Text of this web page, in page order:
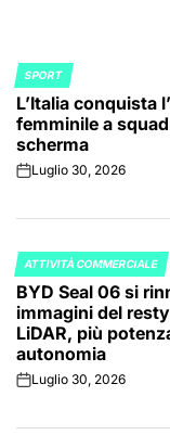
POSTED
IN
SPORT
L’Italia conquista
femminile a
scherma
onLuglio 30, 2026
POSTED
IN
ATTIVITÀ COMMERCIALE
BYD Seal 06 si
immagini del
LiDAR, più
autonomia
onLuglio 30, 2026